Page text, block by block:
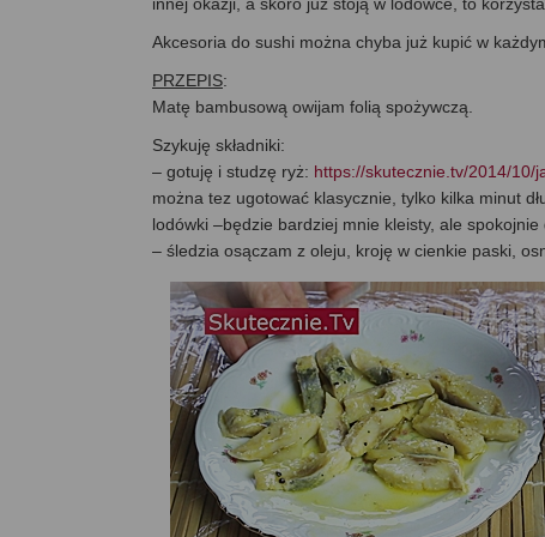
innej okazji, a skoro już stoją w lodówce, to
Akcesoria do sushi można chyba już kupić w
PRZEPIS:
Matę bambusową owijam folią spożywczą.
Szykuję składniki:
– gotuję i studzę ryż: https://skutecznie.tv/2014/10/
można tez ugotować klasycznie, tylko kilka minut
lodówki –będzie bardziej mnie kleisty, ale
– śledzia osączam z oleju, kroję w cienkie paski,